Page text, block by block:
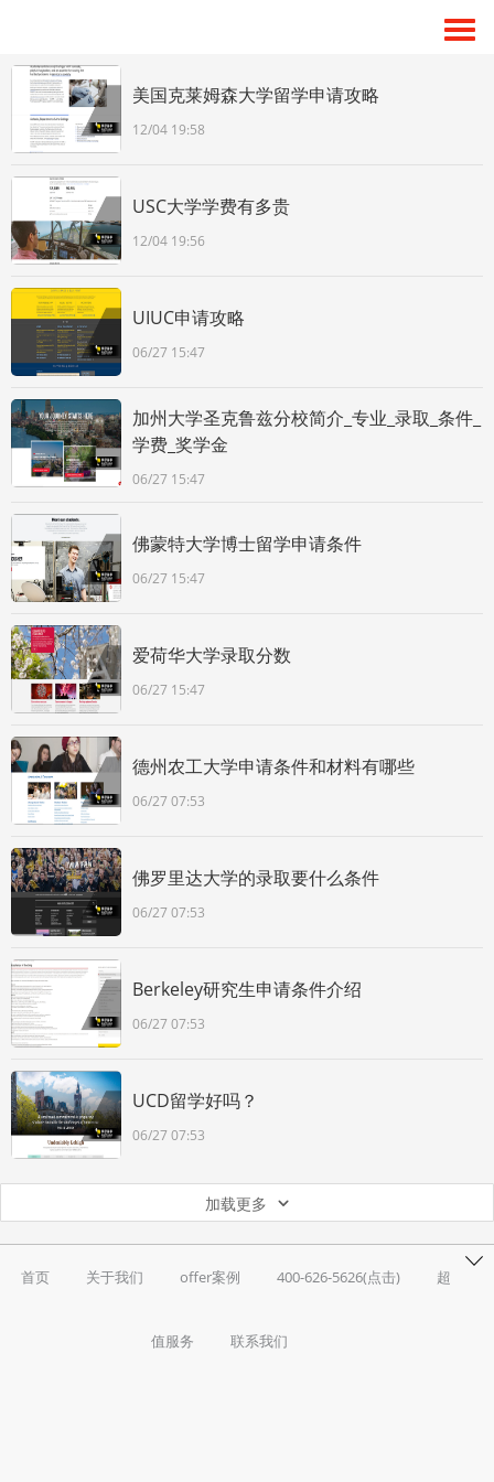
美国克莱姆森大学留学申请攻略
12/04 19:58
USC大学学费有多贵
12/04 19:56
UIUC申请攻略
06/27 15:47
加州大学圣克鲁兹分校简介_专业_录取_条件_
学费_奖学金
06/27 15:47
佛蒙特大学博士留学申请条件
06/27 15:47
爱荷华大学录取分数
06/27 15:47
德州农工大学申请条件和材料有哪些
06/27 07:53
佛罗里达大学的录取要什么条件
06/27 07:53
Berkeley研究生申请条件介绍
06/27 07:53
UCD留学好吗？
06/27 07:53
加载更多
首页 关于我们 offer案例 400-626-5626(点击) 超
值服务 联系我们